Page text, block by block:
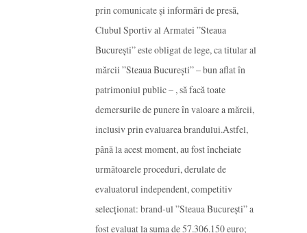
prin comunicate și informări de presă,
Clubul Sportiv al Armatei ”Steaua
București” este obligat de lege, ca titular al
mărcii ”Steaua București” – bun aflat în
patrimoniul public – , să facă toate
demersurile de punere în valoare a mărcii,
inclusiv prin evaluarea brandului.Astfel,
până la acest moment, au fost încheiate
următoarele proceduri, derulate de
evaluatorul independent, competitiv
selecţionat: brand-ul ”Steaua București” a
fost evaluat la suma de 57.306.150 euro;